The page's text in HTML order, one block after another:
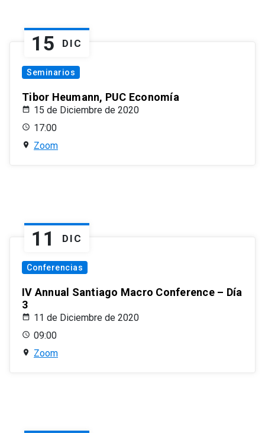
15 DIC
Seminarios
Tibor Heumann, PUC Economía
15 de Diciembre de 2020
17:00
Zoom
11 DIC
Conferencias
IV Annual Santiago Macro Conference – Día
3
11 de Diciembre de 2020
09:00
Zoom